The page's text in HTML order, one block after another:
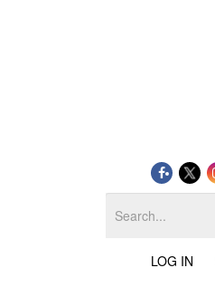
LOG IN